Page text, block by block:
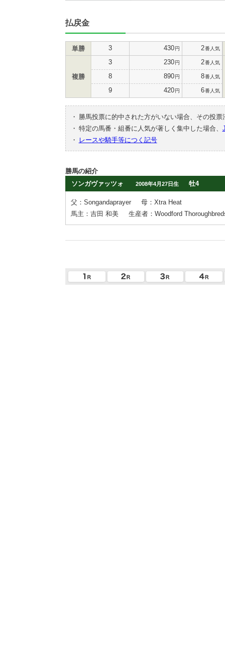
払戻金
単勝 3 430円 2番人気
複勝
3 230円 2番人気
8 890円 8番人気
9 420円 6番人気
・
勝馬投票に的中された方がいない場合、その投
・ 特定の馬番・組番に人気が著しく集中した場合、
・
レースや騎手等につく記号
勝馬の紹介
ソンガヴァッツォ
2008年4月27日生 牡4
父：Songandaprayer
母：Xtra Heat
馬主：吉田 和美
生産者：Woodford